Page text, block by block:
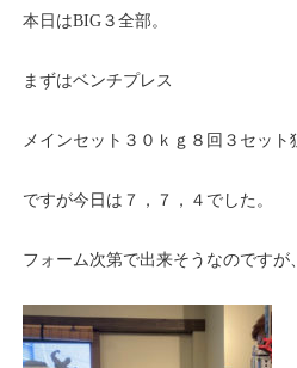
本日はBIG３全部。
まずはベンチプレス
メインセット３０ｋｇ８回３セット
ですが今日は７，７，４でした。
フォーム次第で出来そうなのですが